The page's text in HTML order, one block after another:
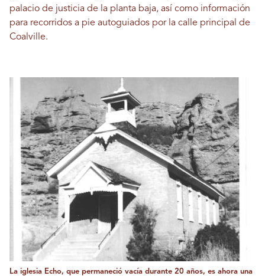
palacio de justicia de la planta baja, así como información
para recorridos a pie autoguiados por la calle principal de
Coalville.
La iglesia Echo, que permaneció vacía durante 20 años, es ahora una